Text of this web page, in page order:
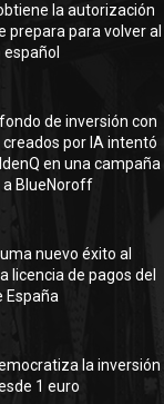
la autorización
prepara para volver al
de inversión con
por IA intentó
en una campaña
BlueNoroff
nuevo éxito al
licencia de pagos del
España
la inversión
1 euro